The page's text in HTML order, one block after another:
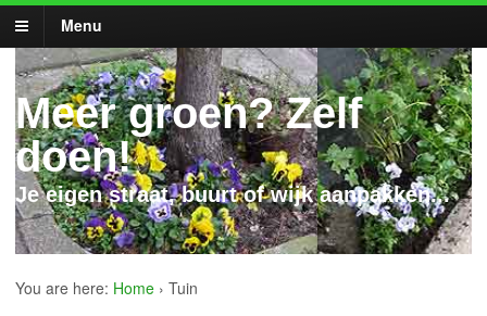
Menu
Meer groen? Zelf
doen!
Je eigen straat, buurt of wijk aanpakken...
You are here: Home › Tuin